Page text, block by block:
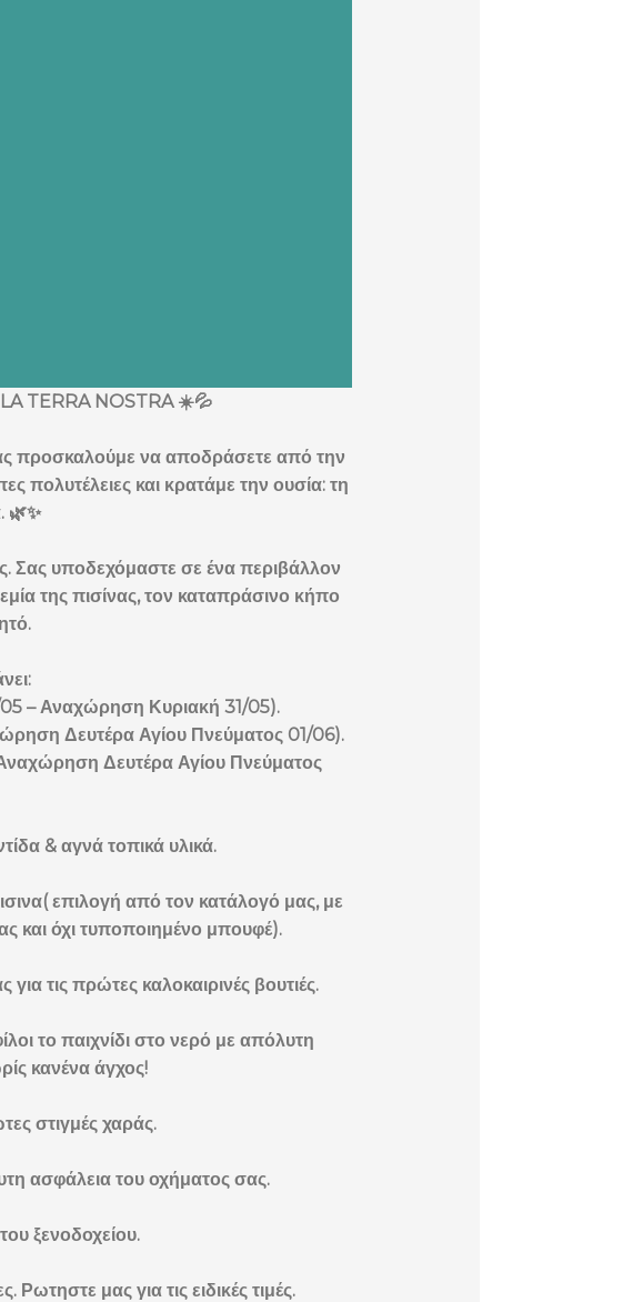
TERRA NOSTRA ☀️💦
προσκαλούμε να αποδράσετε από την
και κρατάμε την ουσία: τη
🌿✨
Σας υποδεχόμαστε σε ένα περιβάλλον
της πισίνας, τον καταπράσινο κήπο
05 – Αναχώρηση Κυριακή 31/05).
Δευτέρα Αγίου Πνεύματος 01/06).
Δευτέρα Αγίου Πνεύματος
& αγνά τοπικά υλικά.
επιλογή από τον κατάλογό μας, με
και όχι τυποποιημένο μπουφέ).
τις πρώτες καλοκαιρινές βουτιές.
το παιχνίδι στο νερό με απόλυτη
κανένα άγχος!
στιγμές χαράς.
ασφάλεια του οχήματος σας.
ξενοδοχείου.
Ρωτηστε μας για τις ειδικές τιμές.